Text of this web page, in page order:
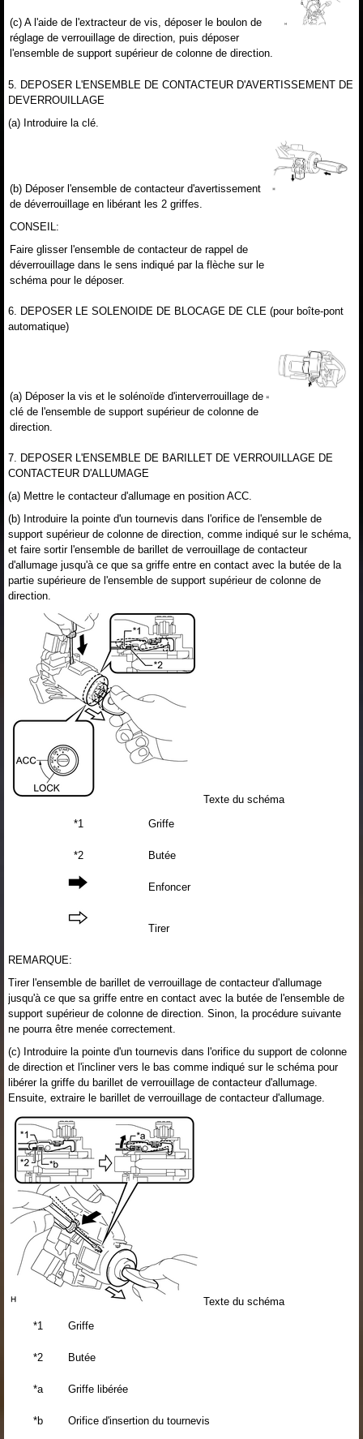
(c) A l'aide de l'extracteur de vis, déposer le boulon de
réglage de verrouillage de direction, puis déposer
l'ensemble de support supérieur de colonne de direction.
5. DEPOSER L'ENSEMBLE DE CONTACTEUR D'AVERTISSEMENT DE
DEVERROUILLAGE
(a) Introduire la clé.
(b) Déposer l'ensemble de contacteur d'avertissement
de déverrouillage en libérant les 2 griffes.
CONSEIL:
Faire glisser l'ensemble de contacteur de rappel de
déverrouillage dans le sens indiqué par la flèche sur le
schéma pour le déposer.
6. DEPOSER LE SOLENOIDE DE BLOCAGE DE CLE (pour boîte-pont
automatique)
(a) Déposer la vis et le solénoïde d'interverrouillage de
clé de l'ensemble de support supérieur de colonne de
direction.
7. DEPOSER L'ENSEMBLE DE BARILLET DE VERROUILLAGE DE
CONTACTEUR D'ALLUMAGE
(a) Mettre le contacteur d'allumage en position ACC.
(b) Introduire la pointe d'un tournevis dans l'orifice de l'ensemble de
support supérieur de colonne de direction, comme indiqué sur le schéma,
et faire sortir l'ensemble de barillet de verrouillage de contacteur
d'allumage jusqu'à ce que sa griffe entre en contact avec la butée de la
partie supérieure de l'ensemble de support supérieur de colonne de
direction.
Texte du schéma
*1
Griffe
*2 Butée
Enfoncer
Tirer
REMARQUE:
Tirer l'ensemble de barillet de verrouillage de contacteur d'allumage
jusqu'à ce que sa griffe entre en contact avec la butée de l'ensemble de
support supérieur de colonne de direction. Sinon, la procédure suivante
ne pourra être menée correctement.
(c) Introduire la pointe d'un tournevis dans l'orifice du support de colonne
de direction et l'incliner vers le bas comme indiqué sur le schéma pour
libérer la griffe du barillet de verrouillage de contacteur d'allumage.
Ensuite, extraire le barillet de verrouillage de contacteur d'allumage.
Texte du schéma
*1
Griffe
*2 Butée
*a Griffe libérée
*b Orifice d'insertion du tournevis